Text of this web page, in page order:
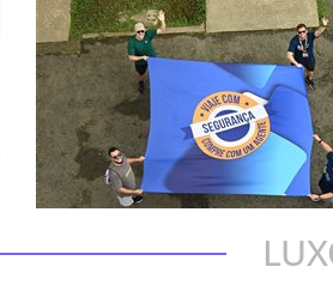
inspections nos hotéis
Grand Rio Mar e Hyatt Centric